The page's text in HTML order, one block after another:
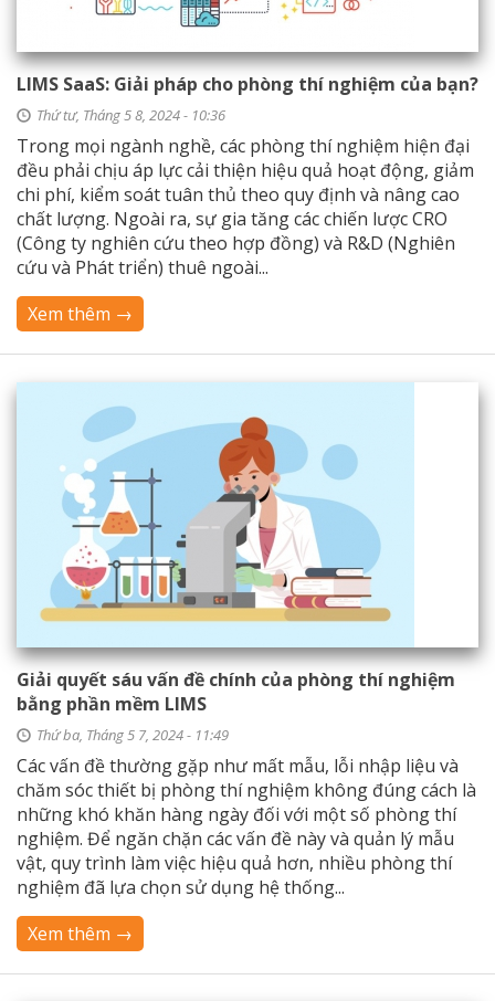
LIMS SaaS: Giải pháp cho phòng thí nghiệm của bạn?
Thứ tư, Tháng 5 8, 2024 - 10:36
Trong mọi ngành nghề, các phòng thí nghiệm hiện đại
đều phải chịu áp lực cải thiện hiệu quả hoạt động, giảm
chi phí, kiểm soát tuân thủ theo quy định và nâng cao
chất lượng. Ngoài ra, sự gia tăng các chiến lược CRO
(Công ty nghiên cứu theo hợp đồng) và R&D (Nghiên
cứu và Phát triển) thuê ngoài...
Xem thêm →
Giải quyết sáu vấn đề chính của phòng thí nghiệm
bằng phần mềm LIMS
Thứ ba, Tháng 5 7, 2024 - 11:49
Các vấn đề thường gặp như mất mẫu, lỗi nhập liệu và
chăm sóc thiết bị phòng thí nghiệm không đúng cách là
những khó khăn hàng ngày đối với một số phòng thí
nghiệm. Để ngăn chặn các vấn đề này và quản lý mẫu
vật, quy trình làm việc hiệu quả hơn, nhiều phòng thí
nghiệm đã lựa chọn sử dụng hệ thống...
Xem thêm →